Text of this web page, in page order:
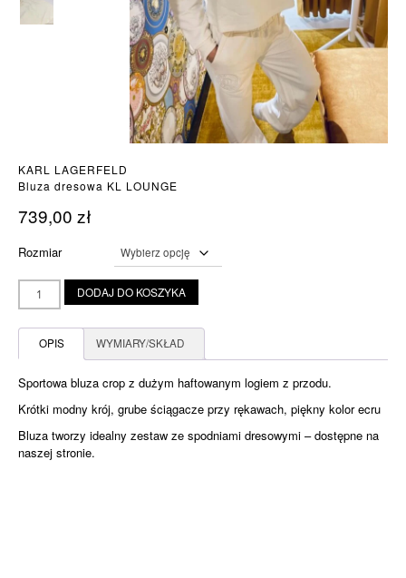
KARL LAGERFELD
Bluza dresowa KL LOUNGE
739,00 zł
Rozmiar
ilość
Bluza
LOUNGE
DODAJ DO KOSZYKA
OPIS WYMIARY/SKŁAD
Sportowa bluza crop z dużym haftowanym logiem z przodu.
Krótki modny krój, grube ściągacze przy rękawach, piękny kolor ecru
Bluza tworzy idealny zestaw ze spodniami dresowymi – dostępne na
naszej stronie.